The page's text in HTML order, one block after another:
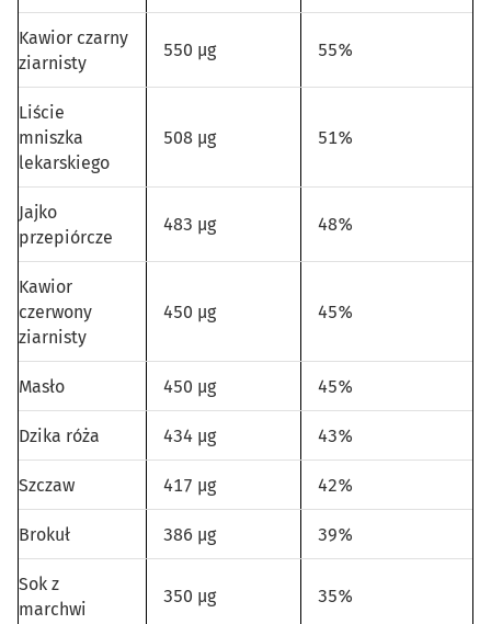
Kawior czarny
ziarnisty
550 µg 55%
Liście
mniszka
lekarskiego
508 µg 51%
Jajko
przepiórcze
483 µg 48%
Kawior
czerwony
ziarnisty
450 µg 45%
Masło 450 µg 45%
Dzika róża 434 µg 43%
Szczaw 417 µg 42%
Brokuł 386 µg 39%
Sok z
marchwi
350 µg 35%